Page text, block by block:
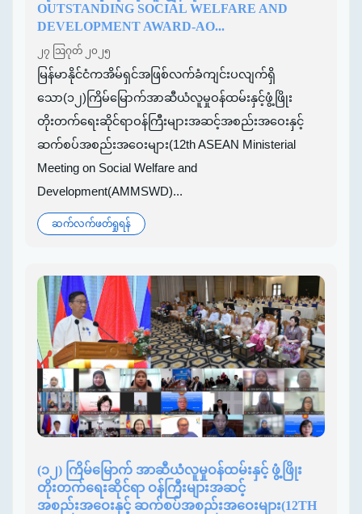
OUTSTANDING SOCIAL WELFARE AND
DEVELOPMENT AWARD-AO...
၂၇ ဩဂုတ် ၂၀၂၅
မြန်မာနိုင်ငံကအိမ်ရှင်အဖြစ်လက်ခံကျင်းပလျက်ရှိ
သော(၁၂)ကြိမ်မြောက်အာဆီယံလူမှုဝန်ထမ်းနှင့်ဖွံ့ဖြိုး
တိုးတက်ရေးဆိုင်ရာဝန်ကြီးများအဆင့်အစည်းအဝေးနှင့်
ဆက်စပ်အစည်းအဝေးများ(12th ASEAN Ministerial
Meeting on Social Welfare and
Development(AMMSWD)...
ဆက်လက်ဖတ်ရှုရန်
(၁၂) ကြိမ်မြောက် အာဆီယံလူမှုဝန်ထမ်းနှင့် ဖွံ့ဖြိုး
တိုးတက်ရေးဆိုင်ရာ ဝန်ကြီးများအဆင့်
အစည်းအဝေးနှင့် ဆက်စပ်အစည်းအဝေးများ(12TH